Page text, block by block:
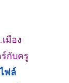
มือง
กับครู
ฟล์